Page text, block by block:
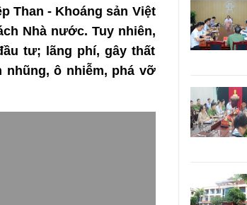
Than - Khoáng sản Việt
Nhà nước. Tuy nhiên,
tư; lãng phí, gây thất
nhũng, ô nhiễm, phá vỡ